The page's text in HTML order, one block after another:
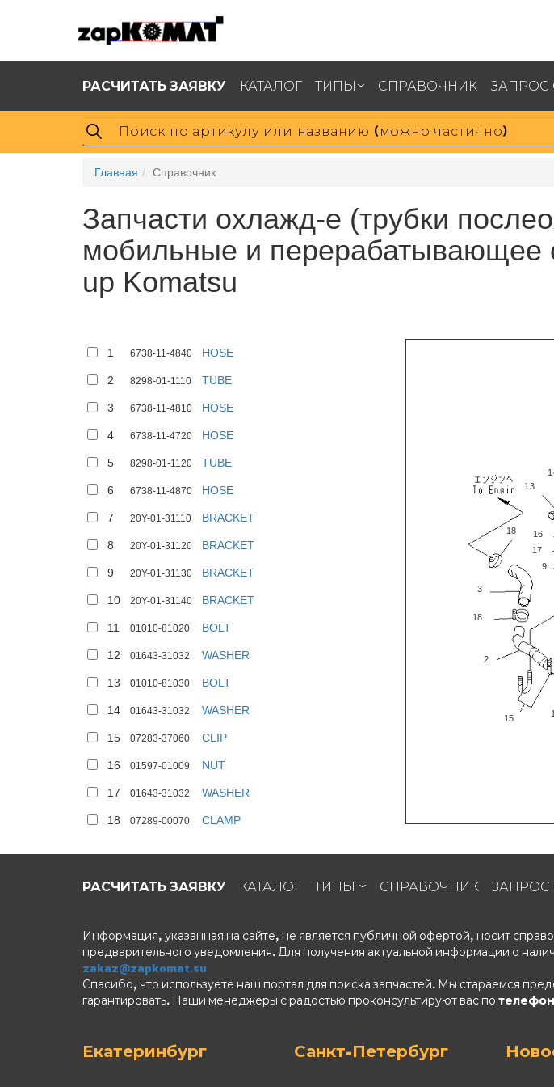
РАСЧИТАТЬ ЗАЯВКУ КАТАЛОГ ТИПЫ СПРАВОЧНИК ЗАПРОС
Главная Справочник
Запчасти охлажд-е (трубки
мобильные и перерабатывающее
up Komatsu
1 6738-11-4840 HOSE
2 8298-01-1110 TUBE
3 6738-11-4810 HOSE
4 6738-11-4720 HOSE
5 8298-01-1120 TUBE
6 6738-11-4870 HOSE
7 20Y-01-31110 BRACKET
8 20Y-01-31120 BRACKET
9 20Y-01-31130 BRACKET
10 20Y-01-31140 BRACKET
11 01010-81020 BOLT
12 01643-31032 WASHER
13 01010-81030 BOLT
14 01643-31032 WASHER
15 07283-37060 CLIP
16 01597-01009 NUT
17 01643-31032 WASHER
18 07289-00070 CLAMP
2
3
9
13
15
16
17
18
18
РАСЧИТАТЬ ЗАЯВКУ КАТАЛОГ ТИПЫ СПРАВОЧНИК ЗАПРОС
Информация, указанная на сайте, не является публичной офертой, носит
предварительного уведомления. Для получения актуальной информации о
zakaz@zapkomat.su
Спасибо, что используете наш портал для поиска запчастей. Мы стараемся
гарантировать. Наши менеджеры с радостью проконсультируют вас по
Екатеринбург Санкт-Петербург